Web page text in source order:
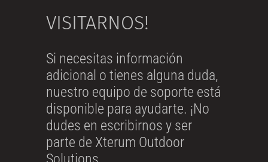
VISITARNOS!
Si necesitas información
adicional o tienes alguna duda,
nuestro equipo de soporte está
disponible para ayudarte. ¡No
dudes en escribirnos y ser
parte de Xterum Outdoor